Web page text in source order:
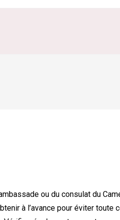
ou du consulat du
à l’avance pour éviter toute